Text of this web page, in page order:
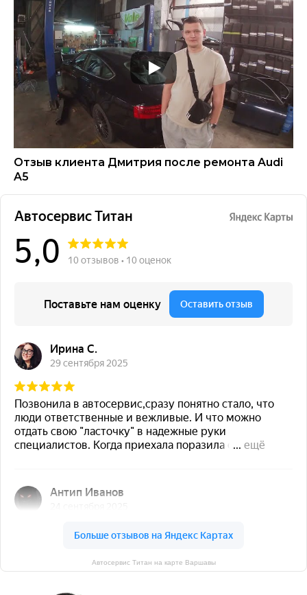
Отзыв клиента Дмитрия после ремонта Audi
A5
Автосервис Титан на карте Варшавы